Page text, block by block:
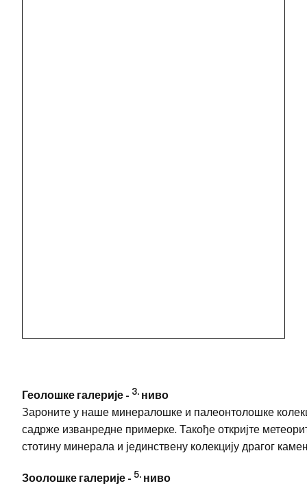
Геолошке галерије - 3. ниво
Зароните у наше минералошке и палеонтолошке
садрже изванредне примерке. Такође откријте
стотину минерала и јединствену колекцију драгог
Зоолошке галерије - 5. ниво